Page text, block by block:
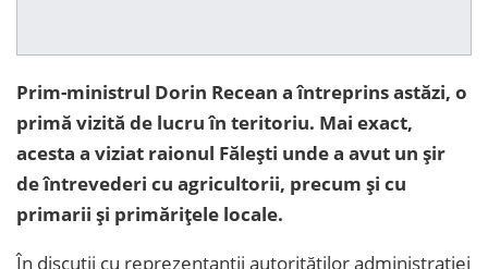
Prim-ministrul Dorin Recean a întreprins astăzi, o
primă vizită de lucru în teritoriu. Mai exact,
acesta a viziat raionul Fălești unde a avut un șir
de întrevederi cu agricultorii, precum și cu
primarii și primărițele locale.
În discuții cu reprezentanții autorităților administrației